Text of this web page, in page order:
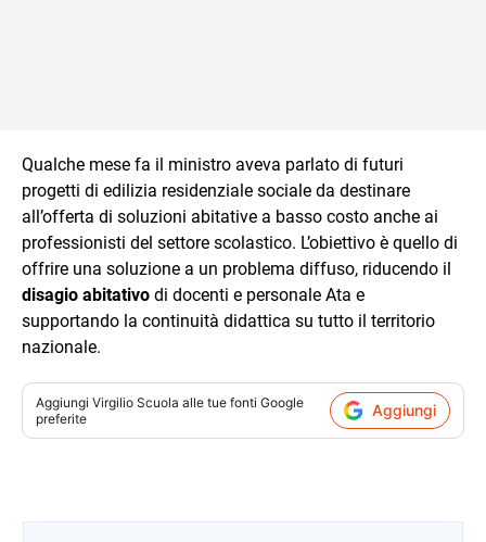
Qualche mese fa il ministro aveva parlato di futuri
progetti di edilizia residenziale sociale da destinare
all’offerta di soluzioni abitative a basso costo anche ai
professionisti del settore scolastico. L’obiettivo è quello di
offrire una soluzione a un problema diffuso, riducendo il
disagio abitativo di docenti e personale Ata e
supportando la continuità didattica su tutto il territorio
nazionale.
Aggiungi Virgilio Scuola alle tue fonti Google
preferite
Aggiungi